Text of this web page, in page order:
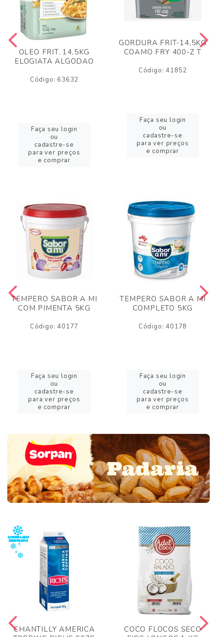
OLEO FRIT. 14,5KG
ELOGIATA ALGODAO
Código: 63632
Faça seu login
ou
cadastre-se
para ver preços
e comprar
GORDURA FRIT-14,5KG
COAMO FRY 400-Z T
Código: 41852
Faça seu login
ou
cadastre-se
para ver preços
e comprar
TEMPERO SABOR A MI
COM PIMENTA 5KG
Código: 40177
Faça seu login
ou
cadastre-se
para ver preços
e comprar
TEMPERO SABOR A MI
COMPLETO 5KG
Código: 40178
Faça seu login
ou
cadastre-se
para ver preços
e comprar
CHANTILLY AMERICA
COCO FLOCOS SECO